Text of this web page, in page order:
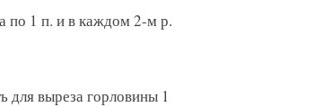
по 1 п. и в каждом 2-м р.
для выреза горловины 1